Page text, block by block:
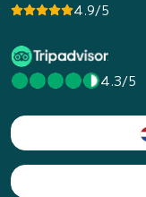
4.9/5
4.3/5